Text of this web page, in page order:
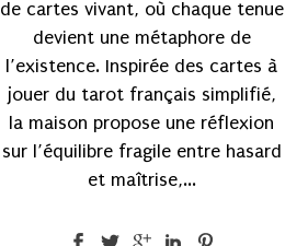
de cartes vivant, où chaque tenue
devient une métaphore de
l’existence. Inspirée des cartes à
jouer du tarot français simplifié,
la maison propose une réflexion
sur l’équilibre fragile entre hasard
et maîtrise,...